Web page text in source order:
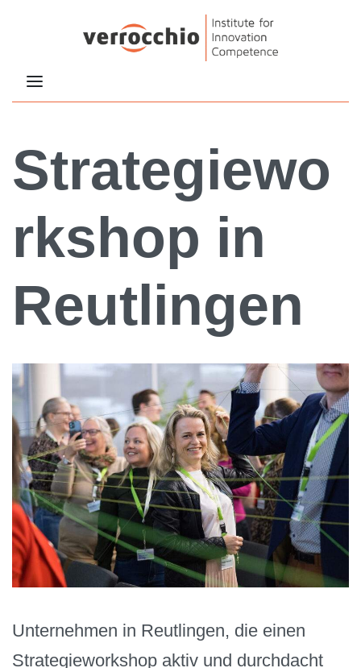
Strategiewo
rkshop in
Reutlingen
Unternehmen in Reutlingen, die einen
Strategieworkshop aktiv und durchdacht